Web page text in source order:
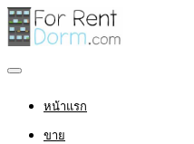
หน้าแรก
ขาย